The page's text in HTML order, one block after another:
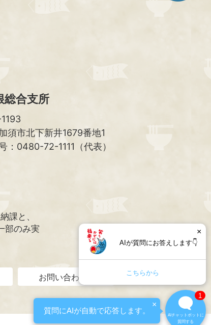
総合支所
須市北下新井1679番地1
：0480-72-1111（代表）
課と、
部のみ実
お問い合わせ
AIが質問にお答えします👇
こちらから
×
質問にAIが自動で応答します。
×
AIチャットボットに
質問する
1